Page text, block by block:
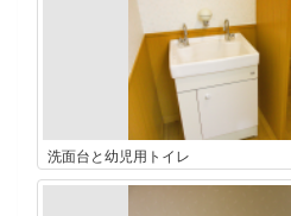
洗面台と幼児用トイレ